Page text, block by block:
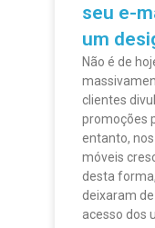
seu e-
um
Não é de
clientes
promoções
entanto,
móveis
desta
deixaram
acesso dos